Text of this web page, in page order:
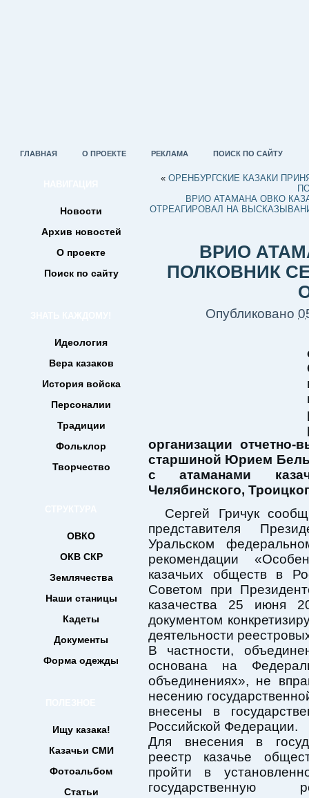
ГЛАВНАЯ О ПРОЕКТЕ РЕКЛАМА ПОИСК ПО САЙТУ
Новости
Архив новостей
О проекте
Поиск по сайту
Идеология
Вера казаков
История войска
Персоналии
Традиции
Фольклор
Творчество
ОВКО
ОКВ СКР
Землячества
Наши станицы
Кадеты
Документы
Форма одежды
Ищу казака!
Казачьи СМИ
Фотоальбом
Статьи
« ОРЕНБУРГСКИЕ КАЗАКИ
ВРИО АТАМАНА ОВКО
ОТРЕАГИРОВАЛ НА
ВРИО
ПОЛКОВНИК
Опубликовано
организации
старшиной Юрием
с атаманами
Челябинского,
Сергей Гричук
представителя
Уральском
рекомендации
казачьих обществ в
Советом при
казачества 25 июня
документом
деятельности
В частности,
основана на
объединениях», не
несению
внесены в
Российской Федерации.
Для внесения в
реестр казачье
пройти в
государственную